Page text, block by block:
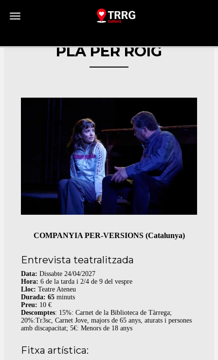
Toggle navigation
PLA PER ROIG
COMPANYIA PER-VERSIONS (Catalunya)
Entrevista teatralitzada
Data: Dissabte 24/04/2027
Hora: 6 de la tarda i 2/4 de 9 del vespre
Lloc: Teatre Ateneu
Durada: 65 minuts
Preu: 10 €
Descomptes: 15%: Carnet de la Biblioteca de Tàrrega;
20%:Tr3sc, Carnet Jove, majors de 65 anys, aturats i persones
amb discapacitat; 5€: Menors de 18 anys
Fitxa artística: